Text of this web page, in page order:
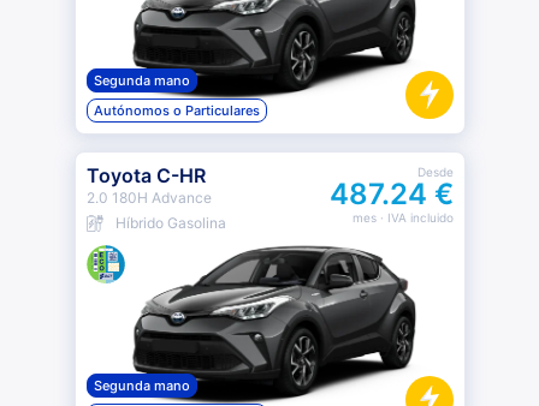
Segunda mano
Autónomos o Particulares
Toyota C-HR
2.0 180H Advance
Híbrido Gasolina
Desde
487.24 €
mes· IVA incluido
Segunda mano